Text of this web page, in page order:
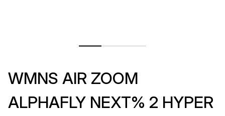
WMNS AIR ZOOM
ALPHAFLY NEXT% 2 HYPER